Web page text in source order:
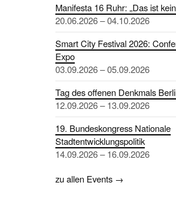
Manifesta 16 Ruhr: „Das ist
20.06.2026 – 04.10.2026
Smart City Festival 2026:
Expo
03.09.2026 – 05.09.2026
Tag des offenen Denkmals
12.09.2026 – 13.09.2026
19. Bundeskongress Nationale
Stadtentwicklungspolitik
14.09.2026 – 16.09.2026
zu allen Events →